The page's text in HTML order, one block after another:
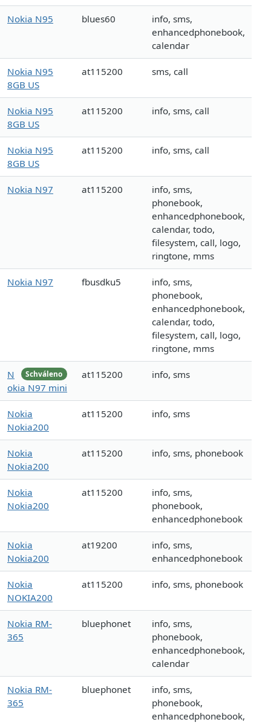
Nokia N95 blues60
info, sms,
enhancedphonebook,
calendar
Nokia N95
8GB US
at115200 sms, call
Nokia N95
8GB US
at115200 info, sms, call
Nokia N95
8GB US
at115200 info, sms, call
Nokia N97 at115200
info, sms,
phonebook,
enhancedphonebook,
calendar, todo,
filesystem, call, logo,
ringtone, mms
Nokia N97 fbusdku5
info, sms,
phonebook,
enhancedphonebook,
calendar, todo,
filesystem, call, logo,
ringtone, mms
Schváleno
N
okia N97 mini
at115200 info, sms
Nokia
Nokia200
at115200 info, sms
Nokia
Nokia200
at115200 info, sms, phonebook
Nokia
Nokia200
at115200
info, sms,
phonebook,
enhancedphonebook
Nokia
Nokia200
at19200
info, sms,
enhancedphonebook
Nokia
NOKIA200
at115200 info, sms, phonebook
Nokia RM-
365
bluephonet
info, sms,
phonebook,
enhancedphonebook,
calendar
Nokia RM-
365
bluephonet
info, sms,
phonebook,
enhancedphonebook,